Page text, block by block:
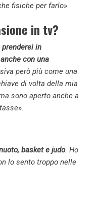
fisiche per farlo».
in tv?
in
con una
però più come una
di volta della mia
sono aperto anche a
».
basket e judo. Ho
lo sento troppo nelle